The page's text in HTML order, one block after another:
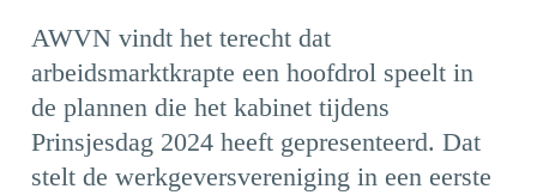
AWVN vindt het terecht dat
arbeidsmarktkrapte een hoofdrol speelt in
de plannen die het kabinet tijdens
Prinsjesdag 2024 heeft gepresenteerd. Dat
stelt de werkgeversvereniging in een eerste